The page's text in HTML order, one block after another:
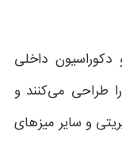
دکوراسیون داخلی
طراحی می‌کنند و
و سایر میزهای